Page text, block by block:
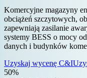
Regulacja
Magazynowanie
regulacji FCR/
energii.
Mikrosieć
Komercyjne magazyny
obciążeń szczytowych,
zapewniają zasilanie
systemy BESS o mocy
danych i budynków
Uzyskaj wycenę C&I
50%